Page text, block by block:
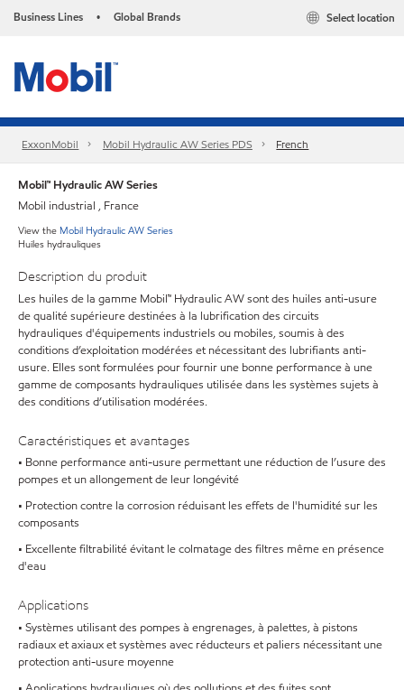
Business Lines • Global Brands Select location
ExxonMobil Mobil Hydraulic AW Series PDS French
Mobil™ Hydraulic AW Series
Mobil industrial , France
View the Mobil Hydraulic AW Series
Huiles hydrauliques
Description du produit
Les huiles de la gamme Mobil™ Hydraulic AW sont des huiles anti-usure
de qualité supérieure destinées à la lubrification des circuits
hydrauliques d'équipements industriels ou mobiles, soumis à des
conditions d’exploitation modérées et nécessitant des lubrifiants anti-
usure. Elles sont formulées pour fournir une bonne performance à une
gamme de composants hydrauliques utilisée dans les systèmes sujets à
des conditions d’utilisation modérées.
Caractéristiques et avantages
• Bonne performance anti-usure permettant une réduction de l’usure des
pompes et un allongement de leur longévité
• Protection contre la corrosion réduisant les effets de l'humidité sur les
composants
• Excellente filtrabilité évitant le colmatage des filtres même en présence
d'eau
Applications
• Systèmes utilisant des pompes à engrenages, à palettes, à pistons
radiaux et axiaux et systèmes avec réducteurs et paliers nécessitant une
protection anti-usure moyenne